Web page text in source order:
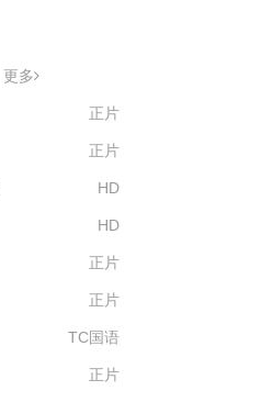
更多
正片
正片
HD
HD
正片
正片
TC国语
正片